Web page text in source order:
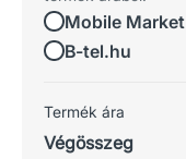
Mobile Market
B-tel.hu
Termék ára
Végösszeg